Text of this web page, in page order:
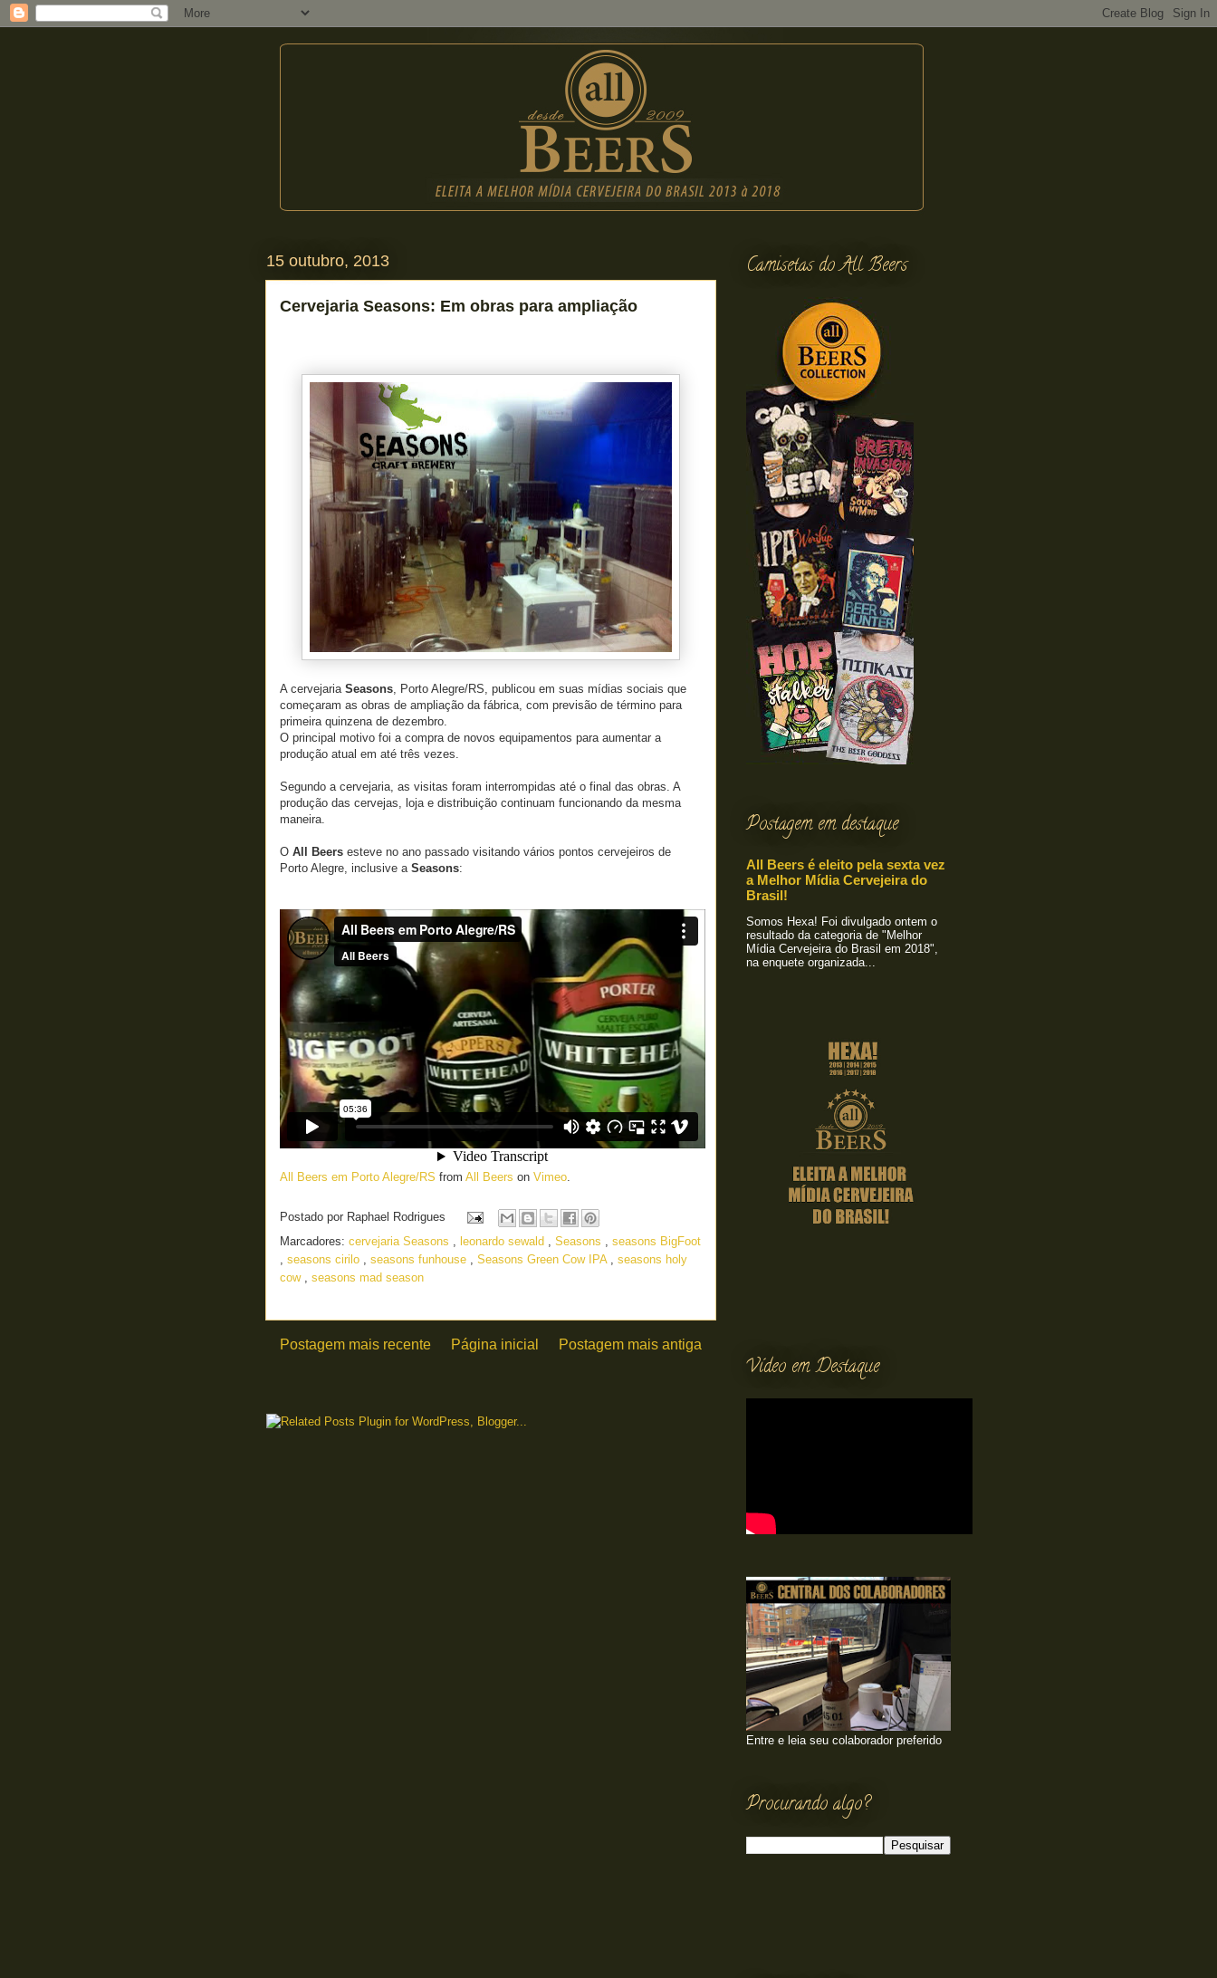
15 outubro, 2013
Cervejaria Seasons: Em obras para ampliação
A cervejaria Seasons, Porto Alegre/RS, publicou em suas mídias sociais que
começaram as obras de ampliação da fábrica, com previsão de término para
primeira quinzena de dezembro.
O principal motivo foi a compra de novos equipamentos para aumentar a
produção atual em até três vezes.
Segundo a cervejaria, as visitas foram interrompidas até o final das obras. A
produção das cervejas, loja e distribuição continuam funcionando da mesma
maneira.
O All Beers esteve no ano passado visitando vários pontos cervejeiros de
Porto Alegre, inclusive a Seasons:
All Beers em Porto Alegre/RS from All Beers on Vimeo.
Postado por Raphael Rodrigues
Marcadores: cervejaria Seasons , leonardo sewald , Seasons , seasons BigFoot
, seasons cirilo , seasons funhouse , Seasons Green Cow IPA , seasons holy
cow , seasons mad season
Postagem mais recente Postagem mais antiga
Página inicial
Camisetas do All Beers
Postagem em destaque
All Beers é eleito pela sexta vez
a Melhor Mídia Cervejeira do
Brasil!
Somos Hexa! Foi divulgado ontem o
resultado da categoria de "Melhor
Mídia Cervejeira do Brasil em 2018",
na enquete organizada...
Vídeo em Destaque
Entre e leia seu colaborador preferido
Procurando algo?